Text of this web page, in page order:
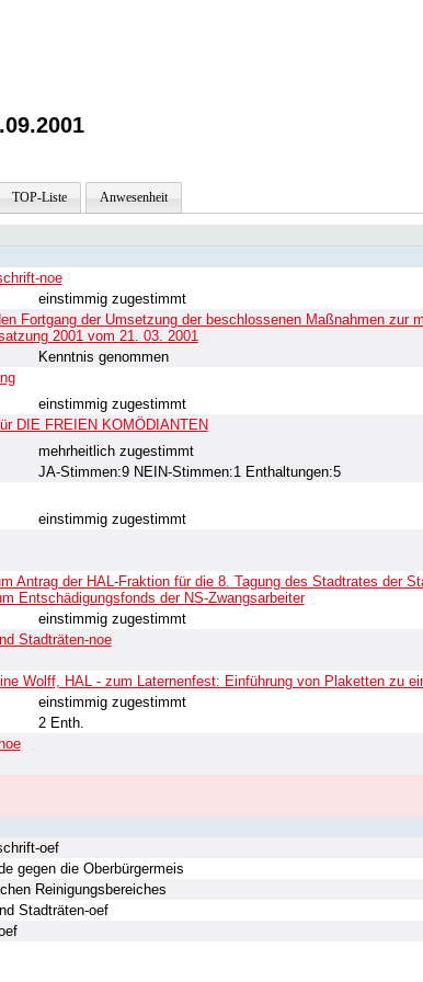
TOP-Liste Anwesenheit
noe
einstimmig zugestimmt
Fortgang der Umsetzung der beschlossenen Maßnahmen zur
2001 vom 21. 03. 2001
Kenntnis genommen
einstimmig zugestimmt
DIE FREIEN KOMÖDIANTEN
mehrheitlich zugestimmt
JA-Stimmen:9 NEIN-Stimmen:1 Enthaltungen:5
einstimmig zugestimmt
Antrag der HAL-Fraktion für die 8. Tagung des Stadtrates der
Entschädigungsfonds der NS-Zwangsarbeiter
einstimmig zugestimmt
Stadträten-noe
Wolff, HAL - zum Laternenfest: Einführung von Plaketten zu
einstimmig zugestimmt
2 Enth.
oef
gegen die Oberbürgermeis
Reinigungsbereiches
Stadträten-oef